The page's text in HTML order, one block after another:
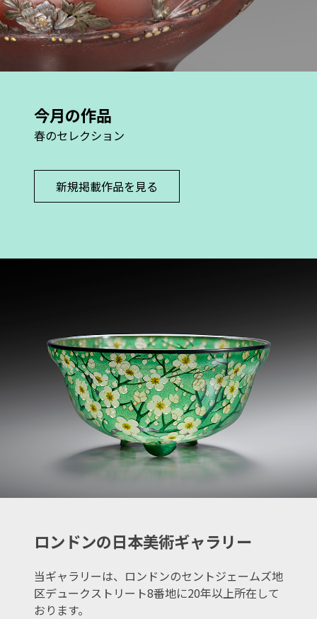
今月の作品
春のセレクション
新規掲載作品を見る
ロンドンの日本美術ギャラリー
当ギャラリーは、ロンドンのセントジェームズ地
区デュークストリート8番地に20年以上所在して
おります。